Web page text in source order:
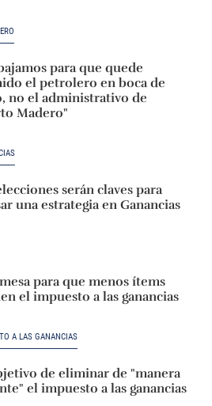
para que quede
el petrolero en boca de
no el administrativo de
Madero"
serán claves para
una estrategia en Ganancias
para que menos ítems
el impuesto a las ganancias
A LAS GANANCIAS
de eliminar de "manera
el impuesto a las ganancias